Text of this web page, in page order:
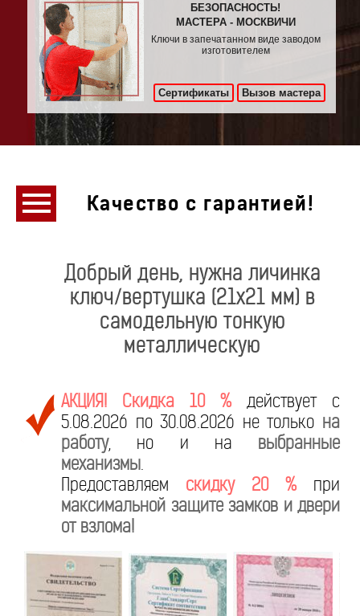
БЕЗОПАСНОСТЬ!
МАСТЕРА - МОСКВИЧИ
Ключи в запечатанном виде заводом
изготовителем
Сертификаты Вызов мастера
Качество с гарантией!
Добрый день, нужна личинка
ключ/вертушка (21х21 мм) в
самодельную тонкую
металлическую
АКЦИЯ! Скидка 10 % действует с
5.08.2026 по 30.08.2026 не только на
работу, но и на выбранные
механизмы.
Предоставляем скидку 20 % при
максимальной защите замков и двери
от взлома!